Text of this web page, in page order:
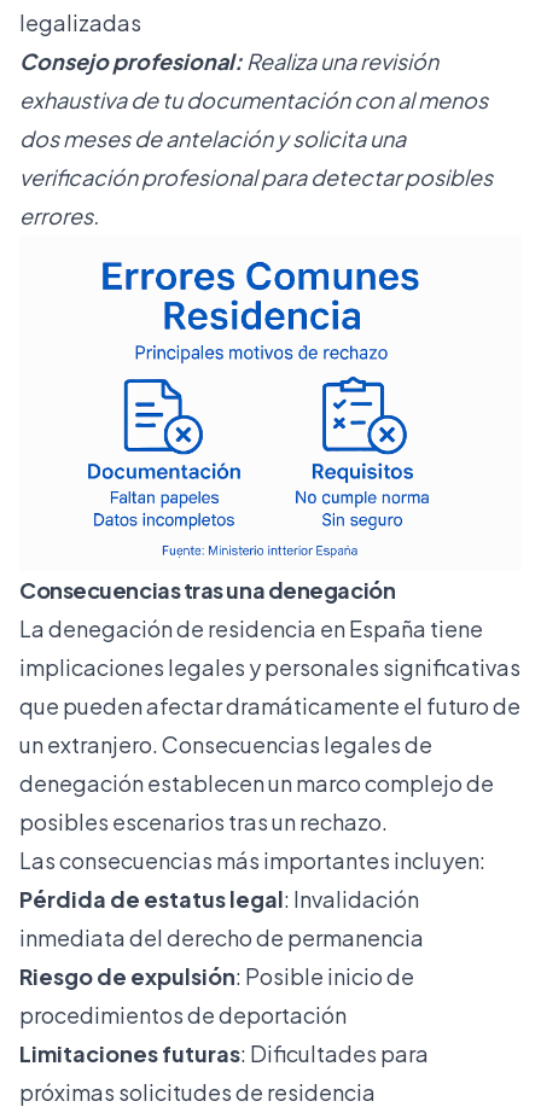
legalizadas
Consejo profesional: Realiza una revisión
exhaustiva de tu documentación con al menos
dos meses de antelación y solicita una
verificación profesional para detectar posibles
errores.
Consecuencias tras una denegación
La denegación de residencia en España tiene
implicaciones legales y personales significativas
que pueden afectar dramáticamente el futuro de
un extranjero. Consecuencias legales de
denegación establecen un marco complejo de
posibles escenarios tras un rechazo.
Las consecuencias más importantes incluyen:
Pérdida de estatus legal: Invalidación
inmediata del derecho de permanencia
Riesgo de expulsión: Posible inicio de
procedimientos de deportación
Limitaciones futuras: Dificultades para
próximas solicitudes de residencia